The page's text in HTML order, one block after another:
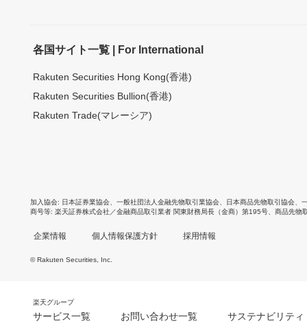
各国サイト一覧 | For International
Rakuten Securities Hong Kong(香港)
Rakuten Securities Bullion(香港)
Rakuten Trade(マレーシア)
加入協会 日本証券業協会 一般社団法人金融先物取引業協会 日本商品先物取引協会
商号等 楽天証券株式会社／金融商品取引業者 関東財務局長（金商）第195号、商品先物
企業情報 個人情報保護方針 採用情報
© Rakuten Securities, Inc.
楽天グループ
サービス一覧 お問い合わせ一覧 サステナビリティ